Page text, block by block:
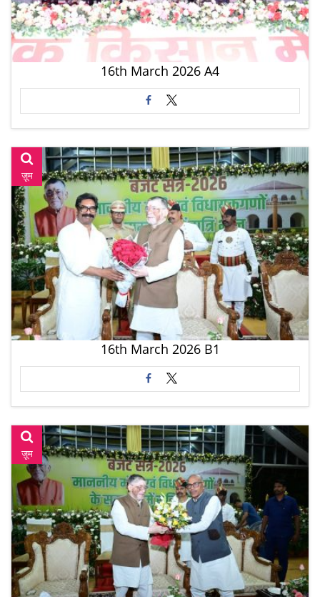
16th March 2026 A4
ज़ूम
16th March 2026 B1
ज़ूम